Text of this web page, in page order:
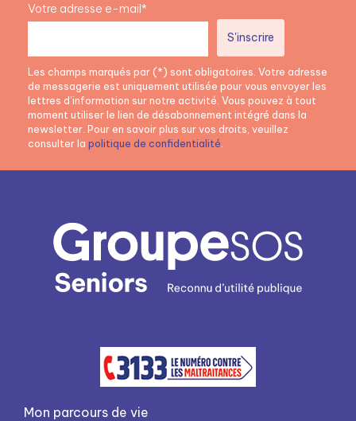
Votre adresse e-mail*
Les champs marqués par (*) sont obligatoires. Votre adresse
de messagerie est uniquement utilisée pour vous envoyer les
lettres d’information sur notre activité. Vous pouvez à tout
moment utiliser le lien de désabonnement intégré dans la
newsletter. Pour en savoir plus sur vos droits, veuillez
consulter la politique de confidentialité
Mon parcours de vie